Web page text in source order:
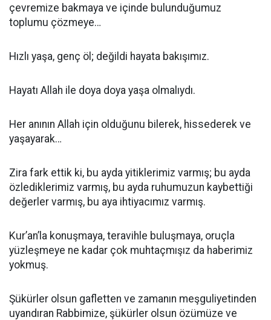
çevremize bakmaya ve içinde bulunduğumuz
toplumu çözmeye…
Hızlı yaşa, genç öl; değildi hayata bakışımız.
Hayatı Allah ile doya doya yaşa olmalıydı.
Her anının Allah için olduğunu bilerek, hissederek ve
yaşayarak…
Zira fark ettik ki, bu ayda yitiklerimiz varmış; bu ayda
özlediklerimiz varmış, bu ayda ruhumuzun kaybettiği
değerler varmış, bu aya ihtiyacımız varmış.
Kur’an’la konuşmaya, teravihle buluşmaya, oruçla
yüzleşmeye ne kadar çok muhtaçmışız da haberimiz
yokmuş.
Şükürler olsun gafletten ve zamanın meşguliyetinden
uyandıran Rabbimize, şükürler olsun özümüze ve